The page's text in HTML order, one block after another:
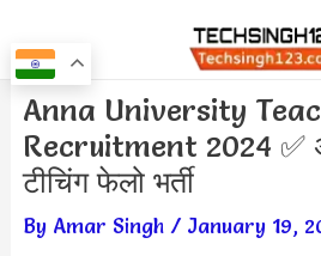
to
content
Anna University
Recruitment 2024 ✅
टीचिंग फेलो भर्ती
By Amar Singh / January 19,
Post
navigation